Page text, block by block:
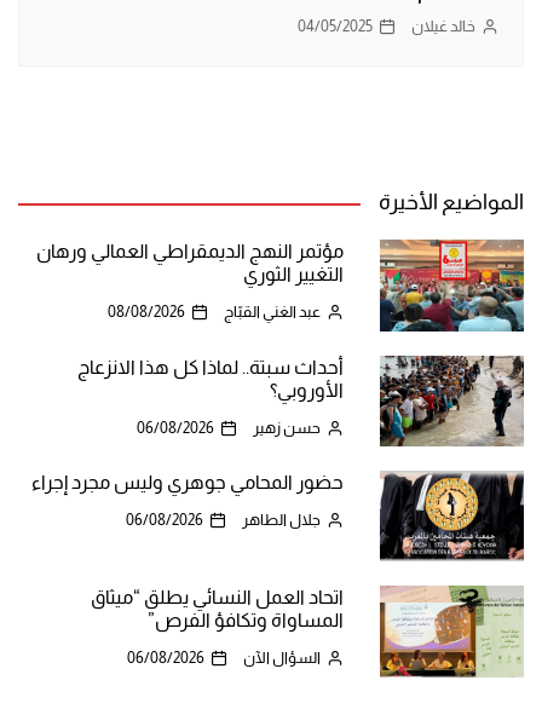
خالد غيلان 04/05/2025
المواضيع الأخيرة
مؤتمر النهج الديمقراطي العمالي ورهان
التغيير الثوري
عبد الغني القبّاج 08/08/2026
أحداث سبتة.. لماذا كل هذا الانزعاج
الأوروبي؟
حسن زهير 06/08/2026
حضور المحامي جوهري وليس مجرد إجراء
جلال الطاهر 06/08/2026
اتحاد العمل النسائي يطلق “ميثاق
المساواة وتكافؤ الفرص”
السؤال الآن 06/08/2026